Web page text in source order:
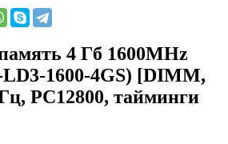
4 Гб 1600MHz
1600-4GS) [DIMM,
PC12800, тайминги